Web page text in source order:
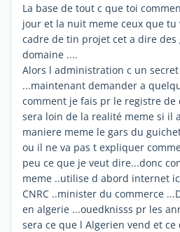
La base de tout c que toi
jour et la nuit meme ceux que
cadre de tin projet cet a dire
domaine ....
Alors l administration c un
...maintenant demander a
comment je fais pr le registre de
sera loin de la realité meme si il
maniere meme le gars du
ou il ne va pas t expliquer
peu ce que je veut dire...donc
meme ..utilise d abord internet
CNRC ..minister du commerce
en algerie ...ouedknisss pr les
sera ce que l Algerien vend et